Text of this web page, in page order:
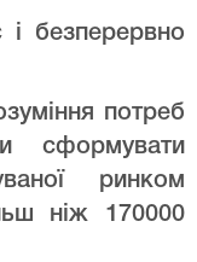
безперервно
потреб
сформувати
ринком
ніж 170000